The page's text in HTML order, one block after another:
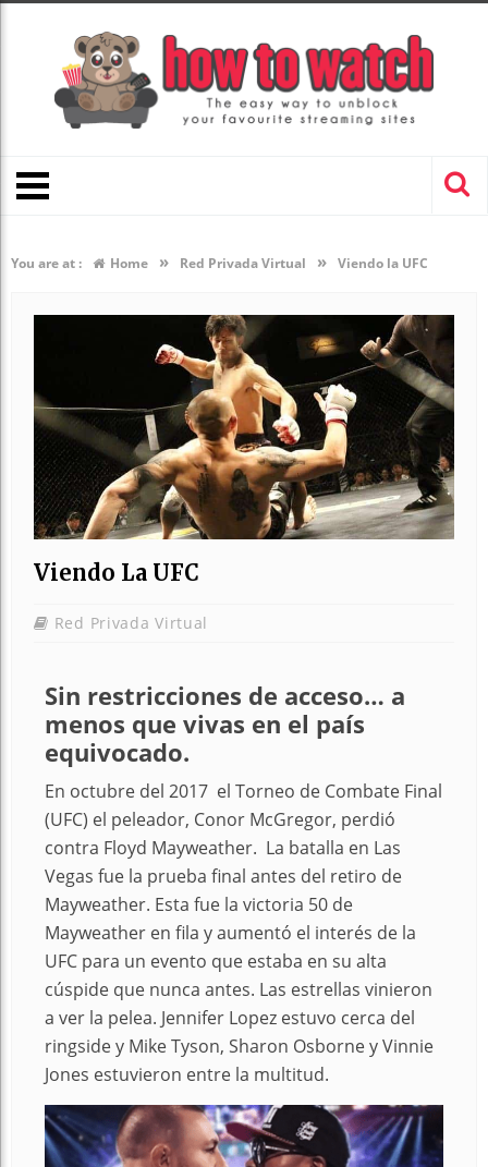
You are at : Home » Red Privada Virtual » Viendo la UFC
Viendo La UFC
Red Privada Virtual
Sin restricciones de acceso… a
menos que vivas en el país
equivocado.
En octubre del 2017 el Torneo de Combate Final
(UFC) el peleador, Conor McGregor, perdió
contra Floyd Mayweather. La batalla en Las
Vegas fue la prueba final antes del retiro de
Mayweather. Esta fue la victoria 50 de
Mayweather en fila y aumentó el interés de la
UFC para un evento que estaba en su alta
cúspide que nunca antes. Las estrellas vinieron
a ver la pelea. Jennifer Lopez estuvo cerca del
ringside y Mike Tyson, Sharon Osborne y Vinnie
Jones estuvieron entre la multitud.